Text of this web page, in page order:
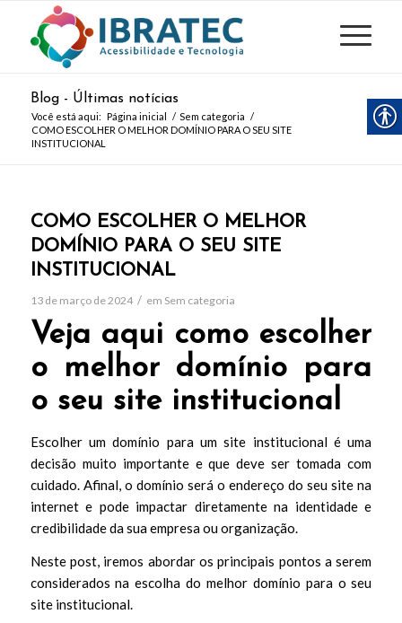
Blog - Últimas notícias
Você está aqui: Página inicial / Sem categoria /
COMO ESCOLHER O MELHOR DOMÍNIO PARA O SEU SITE
INSTITUCIONAL
COMO ESCOLHER O MELHOR
DOMÍNIO PARA O SEU SITE
INSTITUCIONAL
13 de março de 2024 / em Sem categoria
Veja aqui como escolher
o melhor domínio para
o seu site institucional
Escolher um domínio para um site institucional é uma
decisão muito importante e que deve ser tomada com
cuidado. Afinal, o domínio será o endereço do seu site na
internet e pode impactar diretamente na identidade e
credibilidade da sua empresa ou organização.
Neste post, iremos abordar os principais pontos a serem
considerados na escolha do melhor domínio para o seu
site institucional.